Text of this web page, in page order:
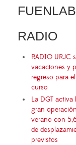
RADIO
RADIO URJC
vacaciones y
regreso para
curso
La DGT activa
gran
verano con
de
previstos